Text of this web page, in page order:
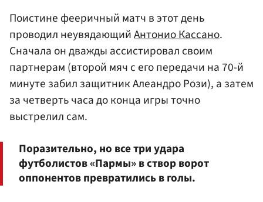
Поистине фееричный матч в этот день
проводил неувядающийАнтонио Кассано.
Сначала он дважды ассистировал своим
партнерам (второй мяч с его передачи на 70-й
минуте забил защитник Алеандро Рози), а затем
за четверть часа до конца игры точно
выстрелил сам.
Поразительно, но все три удара
футболистов «Пармы» в створ ворот
оппонентов превратились в голы.